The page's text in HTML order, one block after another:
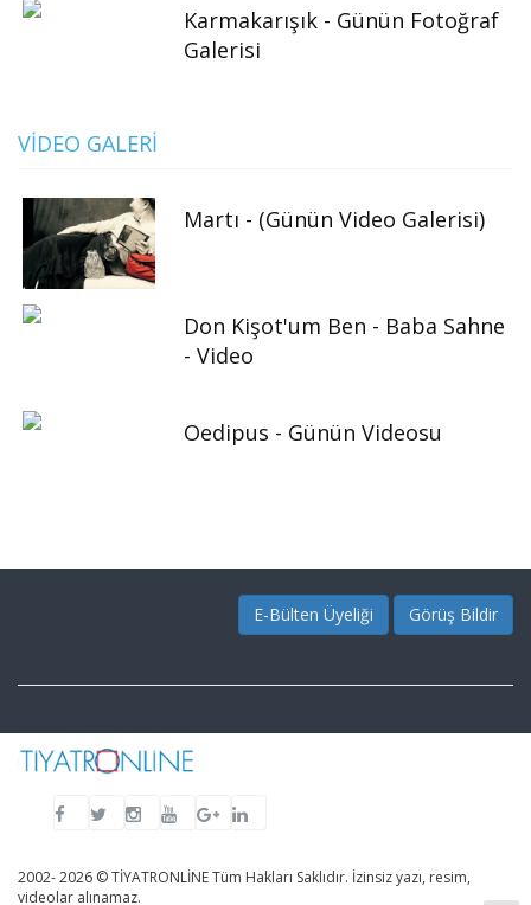
Karmakarışık - Günün Fotoğraf
Galerisi
VIDEO GALERI
Martı - (Günün Video Galerisi)
Don Kişot'um Ben - Baba Sahne
- Video
Oedipus - Günün Videosu
E-Bülten Üyeliği Görüş Bildir
2002- 2026 © TİYATRONLİNE Tüm Hakları Saklıdır. İzinsiz yazı, resim,
videolar alınamaz.